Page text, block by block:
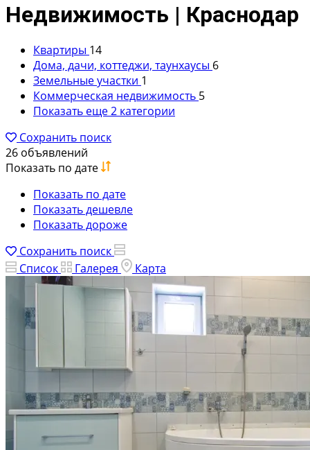
Недвижимость | Краснодар
Квартиры 14
Дома, дачи, коттеджи, таунхаусы 6
Земельные участки 1
Коммерческая недвижимость 5
Показать еще 2 категории
Сохранить поиск
26 объявлений
Показать по дате
Показать по дате
Показать дешевле
Показать дороже
Сохранить поиск
Список
Галерея Карта